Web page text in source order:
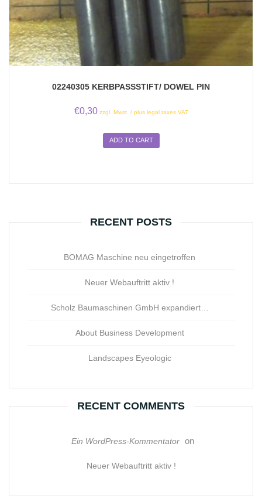
02240305 KERBPASSSTIFT/ DOWEL PIN
€0,30 zzgl. Mwst. / plus legal taxes VAT
ADD TO CART
RECENT POSTS
BOMAG Maschine neu eingetroffen
Neuer Webauftritt aktiv !
Scholz Baumaschinen GmbH expandiert…
About Business Development
Landscapes Eyeologic
RECENT COMMENTS
Ein WordPress-Kommentator on
Neuer Webauftritt aktiv !